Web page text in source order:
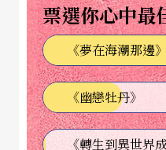
電影工作者，每年大
攝補助。然而，「法蘭
c Fumaroli）早已指出
自期的大撒銀子，反
能力。藝評家凱薩琳
票選你心中最
《夢在海潮那邊》
《幽戀牡丹》